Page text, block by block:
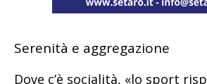
Serenità e aggregazione
Dove c’è socialità, «lo sport